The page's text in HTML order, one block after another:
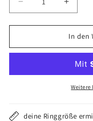
Verringere
die
Menge
Lina
Michi
Erhöhe
die
Menge
für
Lina
Bag
Michi
fine
In den
Weitere
deine Ringgröße